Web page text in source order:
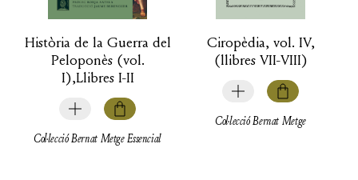
Història de la Guerra del
Peloponès (vol.
I),Llibres I-II
Col·lecció Bernat Metge Essencial
Ciropèdia, vol. IV,
(llibres VII-VIII)
Col·lecció Bernat Metge